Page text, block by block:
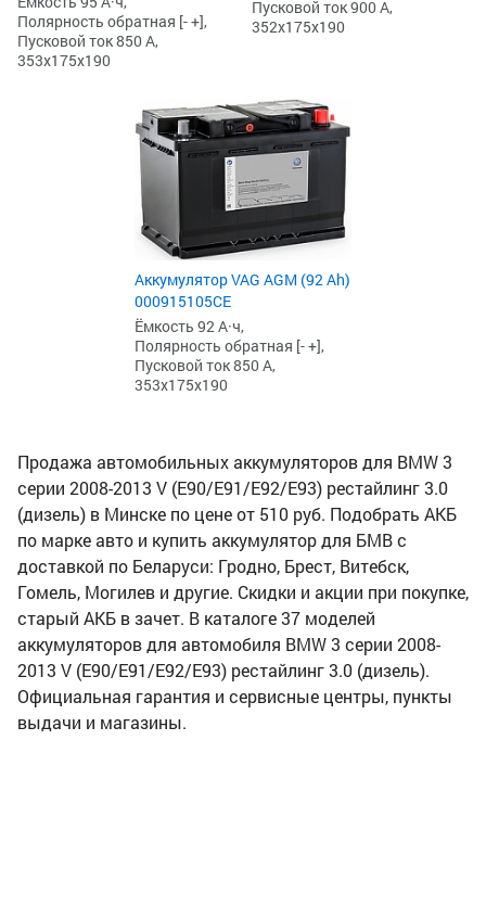
Полярность обратная [- +],
Пусковой ток 850 А,
353x175x190
Пусковой ток 900 А,
352x175x190
Аккумулятор VAG AGM (92 Ah)
000915105CE
Ёмкость 92 А·ч,
Полярность обратная [- +],
Пусковой ток 850 А,
353x175x190
Продажа автомобильных аккумуляторов для BMW 3
серии 2008-2013 V (E90/E91/E92/E93) рестайлинг 3.0
(дизель) в Минске по цене от 510 руб. Подобрать АКБ
по марке авто и купить аккумулятор для БМВ с
доставкой по Беларуси: Гродно, Брест, Витебск,
Гомель, Могилев и другие. Скидки и акции при покупке,
старый АКБ в зачет. В каталоге 37 моделей
аккумуляторов для автомобиля BMW 3 серии 2008-
2013 V (E90/E91/E92/E93) рестайлинг 3.0 (дизель).
Официальная гарантия и сервисные центры, пункты
выдачи и магазины.